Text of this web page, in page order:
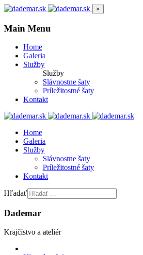
×
Main Menu
Home
Galeria
Služby
Služby
Slávnostne šaty
Príležitostné šaty
Kontakt
Home
Galeria
Služby
Slávnostne šaty
Príležitostné šaty
Kontakt
Hľadať
Dademar
Krajčístvo a ateliér